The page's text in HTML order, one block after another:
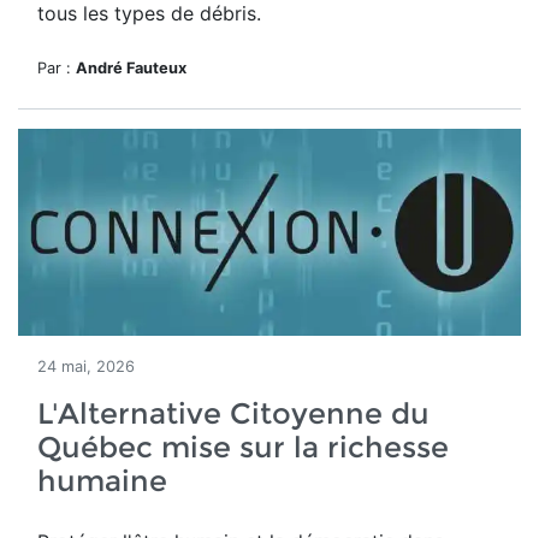
tous les types de débris.
Par : André Fauteux
24 mai, 2026
L'Alternative Citoyenne du
Québec mise sur la richesse
humaine